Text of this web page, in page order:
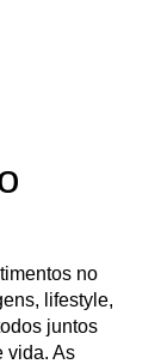
no
lifestyle,
juntos
vida. As